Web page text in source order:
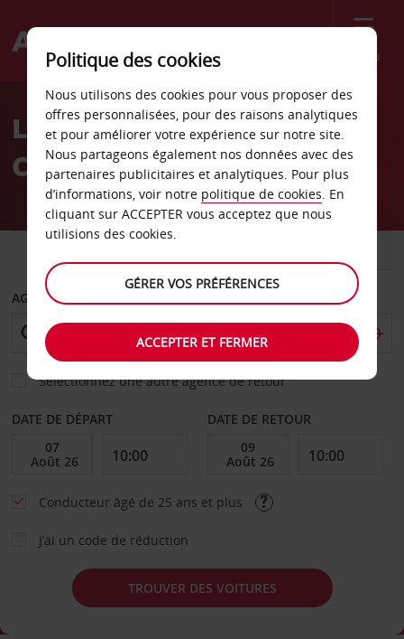
Menu
Welcome
AvisLocation de voiture
Charleston
AGENCE DE DÉPART
Sélectionnez une autre agence de retour
DATE DE DÉPART DATE DE RETOUR
Conducteur âgé de 25 ans et plus
J’ai un code de réduction
TROUVER DES VOITURES
Politique des cookies
Nous utilisons des cookies pour vous proposer des
offres personnalisées, pour des raisons analytiques
et pour améliorer votre expérience sur notre site.
Nous partageons également nos données avec des
partenaires publicitaires et analytiques. Pour plus
d’informations, voir notre politique de cookies. En
cliquant sur ACCEPTER vous acceptez que nous
utilisions des cookies.
GÉRER VOS PRÉFÉRENCES
ACCEPTER ET FERMER